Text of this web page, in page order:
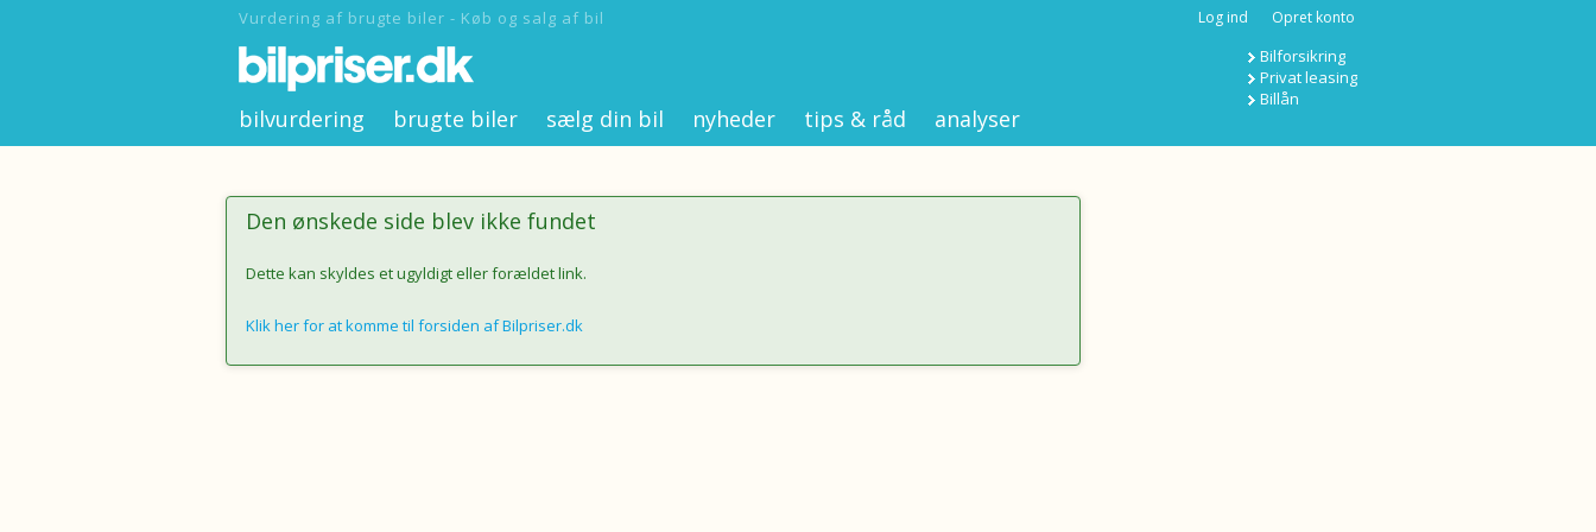
Vurdering af brugte biler - Køb og salg af bil Log ind Opret konto
Bilforsikring
Privat leasing
Billån
bilvurdering brugte biler sælg din bil nyheder tips & råd analyser
Den ønskede side blev ikke fundet
Dette kan skyldes et ugyldigt eller forældet link.
Klik her for at komme til forsiden af Bilpriser.dk